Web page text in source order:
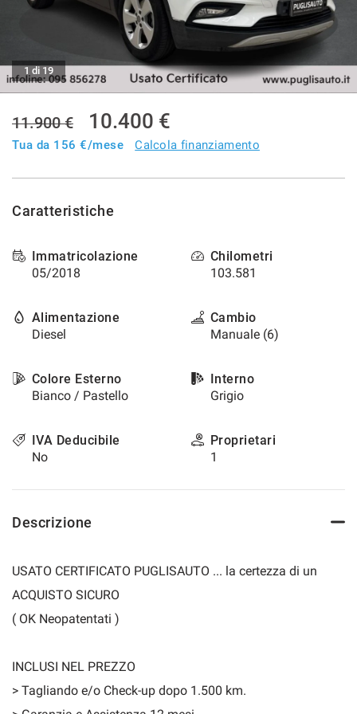
AZIENDA
NEWS
1 di 19
11.900 € 10.400 €
Tua da 156 €/mese Calcola finanziamento
Caratteristiche
Immatricolazione
05/2018
Chilometri
103.581
Alimentazione
Diesel
Cambio
Manuale (6)
Colore Esterno
Bianco / Pastello
Interno
Grigio
IVA Deducibile
No
Proprietari
1
Descrizione
USATO CERTIFICATO PUGLISAUTO ... la certezza di un
ACQUISTO SICURO
( OK Neopatentati )
INCLUSI NEL PREZZO
> Tagliando e/o Check-up dopo 1.500 km.
tracciamento
offrire
le
e
svolgere
le
di
descritte.
maggiori
informazioni
e
sul
funzionamento
questi
strumenti
si
rimanda
rivedere
modificare
le
tue
scelte
in
momento.